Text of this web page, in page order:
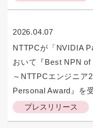
2026.04.07
プレスリリース
NTTPCが「NVIDIA
おいて『Best NPN
～NTTPCエンジニア
Personal Award』を